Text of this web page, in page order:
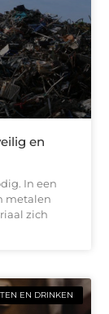
en
In een
metalen
zich
EN DRINKEN